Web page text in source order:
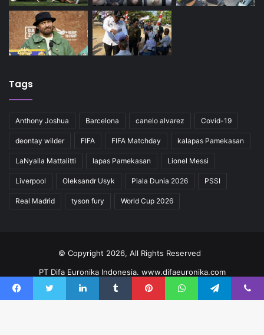
Tags
Anthony Joshua Barcelona canelo alvarez Covid-19
deontay wilder FIFA FIFA Matchday kalapas Pamekasan
LaNyalla Mattalitti lapas Pamekasan Lionel Messi
Liverpool Oleksandr Usyk Piala Dunia 2026 PSSI
Real Madrid tyson fury World Cup 2026
© Copyright 2026, All Rights Reserved
PT Difa Euronika Indonesia. www.difaeuronika.com
Redaksi
Kode Etik Pedoman Kontak
FacebookTwitter LinkedIn Tumblr PinterestWhatsAppTelegramViber